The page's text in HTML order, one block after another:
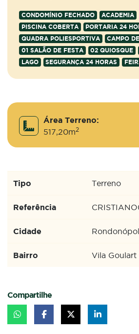
CONDOMÍNIO FECHADO
ACADEMIA
PISCINA COBERTA
PORTARIA 24
QUADRA POLIESPORTIVA
CAMPO
01 SALÃO DE FESTA
02 QUIOSQUE
LAGO
SEGURANÇA 24 HORAS
Área Terreno:
517,20m2
Tipo Terreno
Referência
Cidade
Bairro Vila Goulart
Compartilhe